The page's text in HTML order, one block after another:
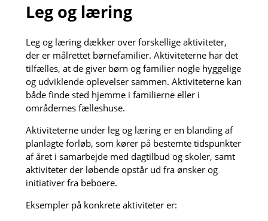
Leg og læring
Leg og læring dækker over forskellige aktiviteter,
der er målrettet børnefamilier. Aktiviteterne har det
tilfælles, at de giver børn og familier nogle hyggelige
og udviklende oplevelser sammen. Aktiviteterne kan
både finde sted hjemme i familierne eller i
områdernes fælleshuse.
Aktiviteterne under leg og læring er en blanding af
planlagte forløb, som kører på bestemte tidspunkter
af året i samarbejde med dagtilbud og skoler, samt
aktiviteter der løbende opstår ud fra ønsker og
initiativer fra beboere.
Eksempler på konkrete aktiviteter er: